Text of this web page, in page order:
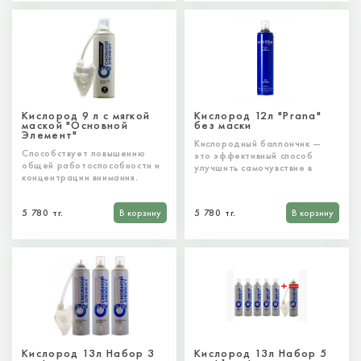
Кислород 9 л с мягкой
маской "Основной
Элемент"
Способствует повышению
общей работоспособности и
концентрации внимания.
заболеваниях (аллергия,
астма и т.п). Профилактика
сердечно-сосудистых
заболеваний. Эффективен
при кислородном голодании.
Стимулирует обмен веществ,
укрепляет иммунитет и
нормализует сон.
5 780 тг. В корзину
Кислород 12л "Prana"
без маски
Кислородный баллончик ―
это эффективный способ
улучшить самочувствие в
путешествия, при занятиях
спортом.
5 780 тг. В корзину
Кислород 13л Набор 3 Кислород 13л Набор 5